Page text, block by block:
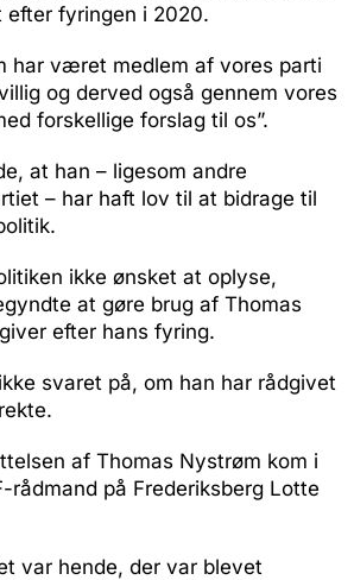
efter fyringen i 2020.
har været medlem af vores parti
og derved også gennem vores
forskellige forslag til os”.
at han – ligesom andre
– har haft lov til at bidrage til
ikke ønsket at oplyse,
at gøre brug af Thomas
efter hans fyring.
svaret på, om han har rådgivet
af Thomas Nystrøm kom i
rådmand på Frederiksberg Lotte
var hende, der var blevet